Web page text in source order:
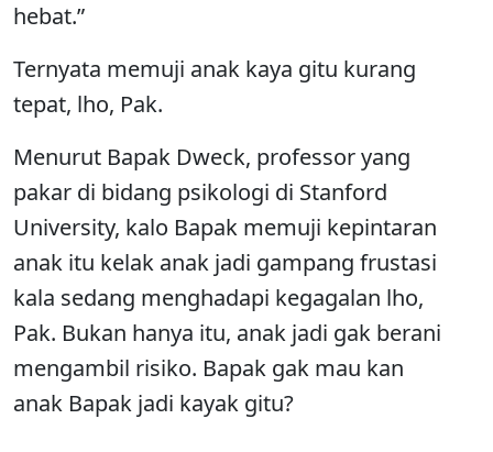
hebat.”
Ternyata memuji anak kaya gitu kurang
tepat, lho, Pak.
Menurut Bapak Dweck, professor yang
pakar di bidang psikologi di Stanford
University, kalo Bapak memuji kepintaran
anak itu kelak anak jadi gampang frustasi
kala sedang menghadapi kegagalan lho,
Pak. Bukan hanya itu, anak jadi gak berani
mengambil risiko. Bapak gak mau kan
anak Bapak jadi kayak gitu?